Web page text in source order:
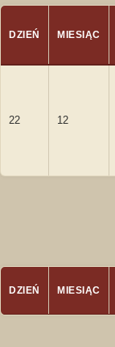
DZIEŃ MIESIĄC
22 12
DZIEŃ MIESIĄC